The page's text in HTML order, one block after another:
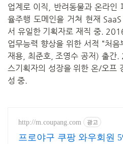
업계로 이직, 반려동물과 온라인
율주행 도메인을 거쳐 현재
서 유일한 기획자로 재직 중.
업무능력 향상을 위한 서적 “처
재용, 최준호, 조영수 공저) 출간
스기획자의 성장을 위한 온/오프
성 중.
http://m.coupang.com 광고
프로야구 쿠팡 와우회원